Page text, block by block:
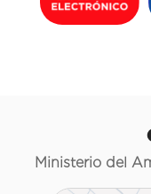
Ministerio del